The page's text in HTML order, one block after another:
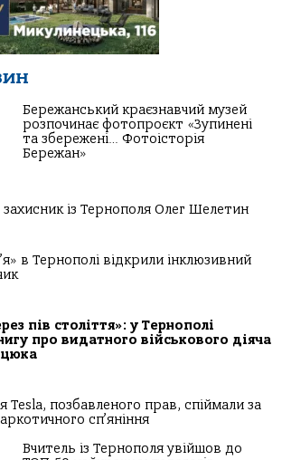
Бережанський краєзнавчий музей
розпочинає фотопроєкт «Зупинені
та збережені… Фотоісторія
Бережан»
захисник із Тернополя Олег Шелетин
в Тернополі відкрили інклюзивний
пів століття»: у Тернополі
про видатного військового діяча
Tesla, позбавленого прав, спіймали за
сп’яніння
Вчитель із Тернополя увійшов до